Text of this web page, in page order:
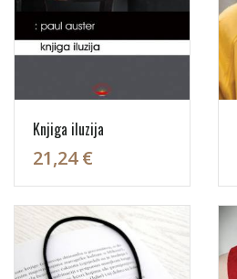
Knjiga iluzija
21,24 €